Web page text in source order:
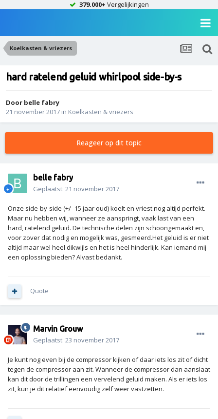
379.000+ Vergelijkingen
Koelkasten & vriezers
hard ratelend geluid whirlpool side-by-s
Door belle fabry
21 november 2017 in Koelkasten & vriezers
Reageer op dit topic
belle fabry
Geplaatst: 21 november 2017
Onze side-by-side (+/- 15 jaar oud) koelt en vriest nog altijd perfekt.
Maar nu hebben wij, wanneer ze aanspringt, vaak last van een
hard, ratelend geluid. De technische delen zijn schoongemaakt en,
voor zover dat nodig en mogelijk was, gesmeerd.Het geluid is er niet
altijd maar wel heel dikwijls en het is heel hinderlijk. Kan iemand mij
een oplossing bieden? Alvast bedankt.
Quote
Marvin Grouw
Geplaatst: 23 november 2017
Je kunt nog even bij de compressor kijken of daar iets los zit of dicht
tegen de compressor aan zit. Wanneer de compressor dan aanslaat
kan dit door de trillingen een vervelend geluid maken. Als er iets los
zit, kun je dit relatief eenvoudig zelf weer vastzetten.